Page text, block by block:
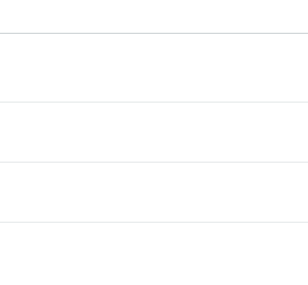
ゃいけないことを整理する」
いただいています。
事業所のお客様の声です